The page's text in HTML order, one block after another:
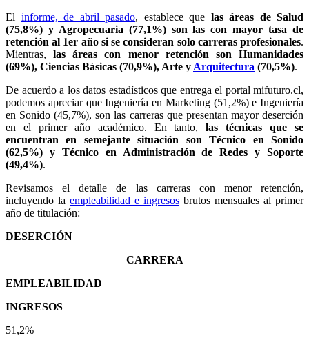
El informe, de abril pasado, establece que las áreas de Salud
(75,8%) y Agropecuaria (77,1%) son las con mayor tasa de
retención al 1er año si se consideran solo carreras profesionales.
Mientras, las áreas con menor retención son Humanidades
(69%), Ciencias Básicas (70,9%), Arte y Arquitectura (70,5%).
De acuerdo a los datos estadísticos que entrega el portal mifuturo.cl,
podemos apreciar que Ingeniería en Marketing (51,2%) e Ingeniería
en Sonido (45,7%), son las carreras que presentan mayor deserción
en el primer año académico. En tanto,las técnicas que se
encuentran en semejante situación son Técnico en Sonido
(62,5%) y Técnico en Administración de Redes y Soporte
(49,4%).
Revisamos el detalle de las carreras con menor retención,
incluyendo la empleabilidad e ingresos brutos mensuales al primer
año de titulación:
DESERCIÓN
CARRERA
EMPLEABILIDAD
INGRESOS
51,2%